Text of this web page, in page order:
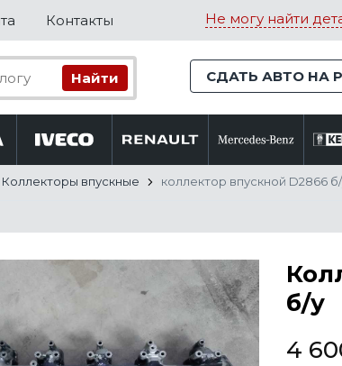
Контакты Не могу найти
СДАТЬ АВТО НА
Коллекторы впускные коллектор впускной D2866
б/у
4